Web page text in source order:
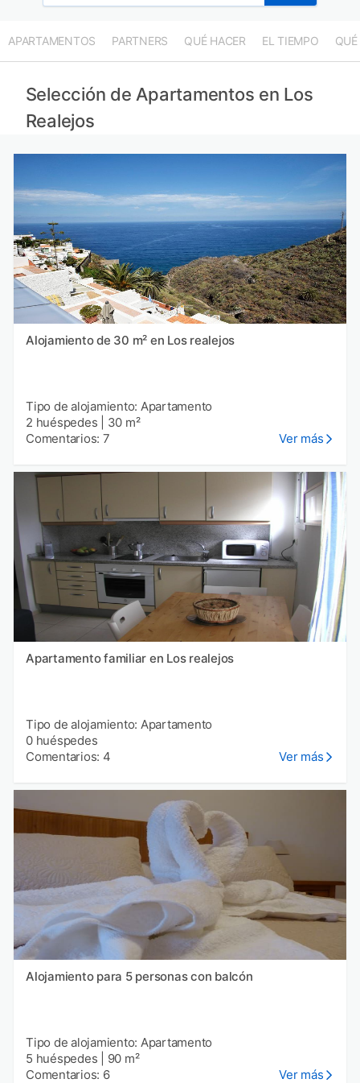
APARTAMENTOS PARTNERS QUÉ HACER EL TIEMPO QUÉ
Selección de Apartamentos en Los
Realejos
Alojamiento de 30 m² en Los realejos
Tipo de alojamiento: Apartamento
2 huéspedes
30 m²
Comentarios: 7
Ver más
Apartamento familiar en Los realejos
Tipo de alojamiento: Apartamento
0 huéspedes
Comentarios: 4
Ver más
Alojamiento para 5 personas con balcón
Tipo de alojamiento: Apartamento
5 huéspedes
90 m²
Comentarios: 6
Ver más